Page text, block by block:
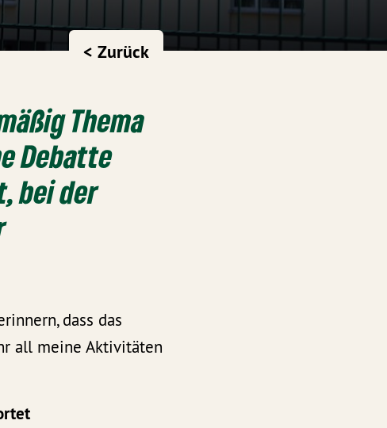
< Zurück
Thema
Debatte
bei der
dass das
all meine Aktivitäten